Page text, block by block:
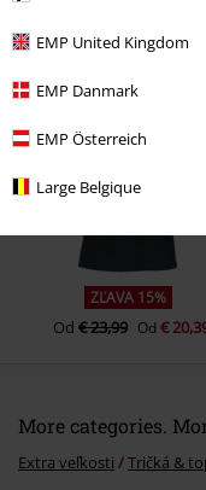
EMP United Kingdom
EMP Danmark
EMP Österreich
Large Belgique
Naposledy navštívené
ZĽAVA 15%
Od € 23,99 Od €
More categories.
Extra veľkosti Tričká &